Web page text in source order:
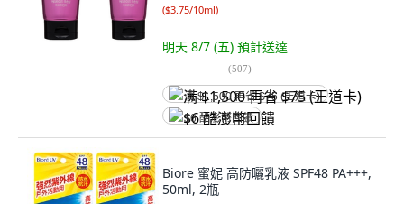
($3.75/10ml)
明天 8/7 (五) 預計送達
(507)
满 $1,500 再省 $75 (王道卡)
$6 酷澎幣回饋
Biore 蜜妮 高防曬乳液 SPF48 PA+++,
50ml, 2瓶